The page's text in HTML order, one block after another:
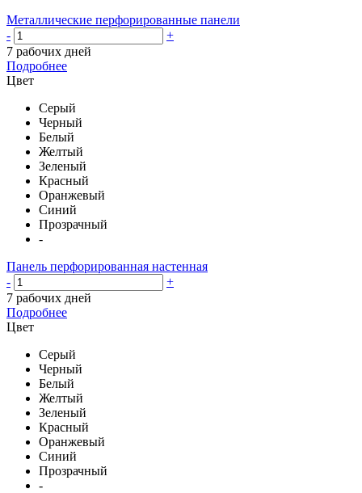
Металлические перфорированные панели
-
+
7 рабочих дней
Подробнее
Цвет
Серый
Черный
Белый
Желтый
Зеленый
Красный
Оранжевый
Синий
Прозрачный
-
Панель перфорированная настенная
-
+
7 рабочих дней
Подробнее
Цвет
Серый
Черный
Белый
Желтый
Зеленый
Красный
Оранжевый
Синий
Прозрачный
-